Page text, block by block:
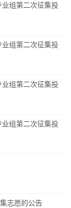
组第二次征集投
组第二次征集投
组第二次征集投
组第二次征集投
志愿的公告